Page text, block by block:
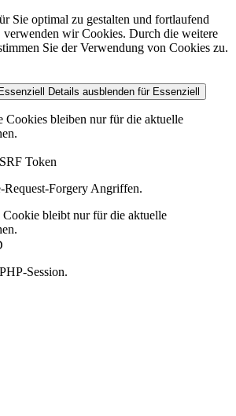
Sie optimal zu gestalten und fortlaufend
verwenden wir Cookies. Durch die weitere
Sie der Verwendung von Cookies zu.
Details ausblenden für Essenziell
Cookies bleiben nur für die aktuelle
Token
Request-Forgery Angriffen.
Cookie bleibt nur für die aktuelle
Session.